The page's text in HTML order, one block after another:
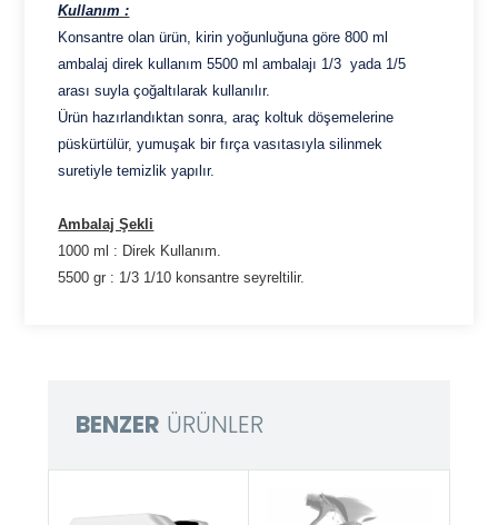
Kullanım :
Konsantre olan ürün, kirin yoğunluğuna göre 800 ml
ambalaj direk kullanım 5500 ml ambalajı 1/3 yada 1/5
arası suyla çoğaltılarak kullanılır.
Ürün hazırlandıktan sonra, araç koltuk döşemelerine
püskürtülür, yumuşak bir fırça vasıtasıyla silinmek
suretiyle temizlik yapılır.
Ambalaj Şekli
1000 ml : Direk Kullanım.
5500 gr : 1/3 1/10 konsantre seyreltilir.
BENZER ÜRÜNLER